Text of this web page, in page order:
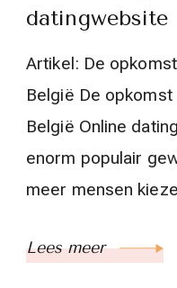
datingwebsite
Artikel: De
België De
België Online
enorm populair
meer mensen
Lees meer